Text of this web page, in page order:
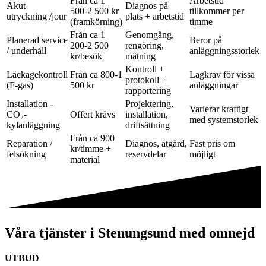
Akut
utryckning /jour
500-2 500 kr
(framkörning)
Diagnos på
plats + arbetstid
tillkommer per
timme
Planerad service
/ underhåll
Från ca 1
200-2 500
kr/besök
Genomgång,
rengöring,
mätning
Beror på
anläggningsstorlek
Läckagekontroll
(F-gas)
Från ca 800-1
500 kr
Kontroll +
protokoll +
rapportering
Lagkrav för vissa
anläggningar
Installation -
CO₂-
kylanläggning
Offert krävs
Projektering,
installation,
driftsättning
Varierar kraftigt
med systemstorlek
Reparation /
felsökning
Från ca 900
kr/timme +
material
Diagnos, åtgärd,
reservdelar
Fast pris om
möjligt
Våra tjänster i Stenungsund med omnejd
UTBUD